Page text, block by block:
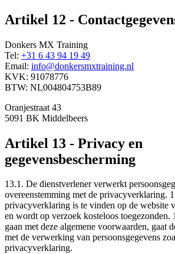
Artikel 12 -
Donkers MX Training
Tel: +31 6 43 94 19 49
Email: info@donkersmxtraining.nl
KVK: 91078776
BTW: NL004804753B89
Oranjestraat 43
5091 BK Middelbeers
Artikel 13 - Privacy en
gegevensbescherming
13.1. De dienstverlener verwerkt
overeenstemming met de privacyverklaring.
privacyverklaring is te vinden op de website
en wordt op verzoek kosteloos
gaan met deze algemene voorwaarden, gaat
met de verwerking van persoonsgegevens
privacyverklaring.